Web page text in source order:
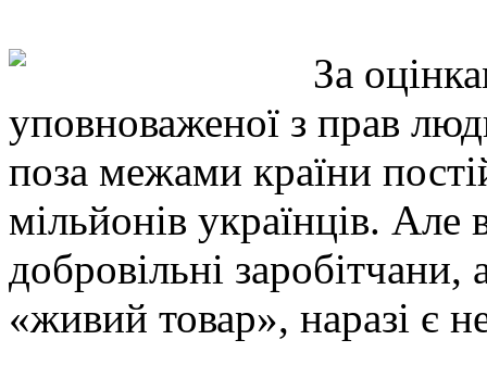
За
уповноваженої з прав
поза межами країни
мільйонів українців.
добровільні
«живий товар», наразі є